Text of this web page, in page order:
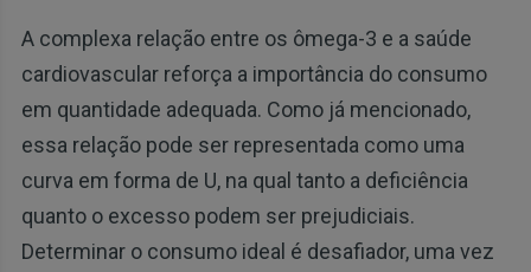
A complexa relação entre os ômega-3 e a saúde
cardiovascular reforça a importância do consumo
em quantidade adequada. Como já mencionado,
essa relação pode ser representada como uma
curva em forma de U, na qual tanto a deficiência
quanto o excesso podem ser prejudiciais.
Determinar o consumo ideal é desafiador, uma vez